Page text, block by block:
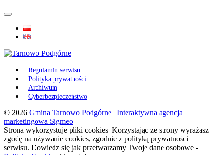
Regulamin serwisu
Polityka prywatności
Archiwum
Cyberbezpieczeństwo
© 2026 Gmina Tarnowo Podgórne | Interaktywna agencja
marketingowa Sigmeo
Strona wykorzystuje pliki cookies. Korzystając ze strony wyrażasz
zgodę na używanie cookies, zgodnie z polityką prywatności
serwisu. Dowiedz się jak przetwarzamy Twoje dane osobowe -